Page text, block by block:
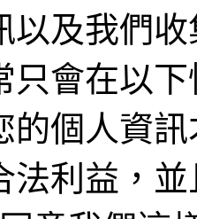
以及我們
只會在以
的個人資
法利益，